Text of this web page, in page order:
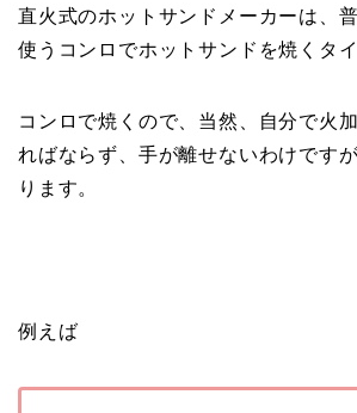
直火式のホットサンドメーカーは、
使うコンロでホットサンドを焼くタ
コンロで焼くので、当然、自分で火
ればならず、手が離せないわけです
ります。
例えば